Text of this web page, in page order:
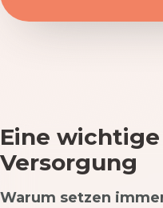
Eine
Versorgung
Warum setzen